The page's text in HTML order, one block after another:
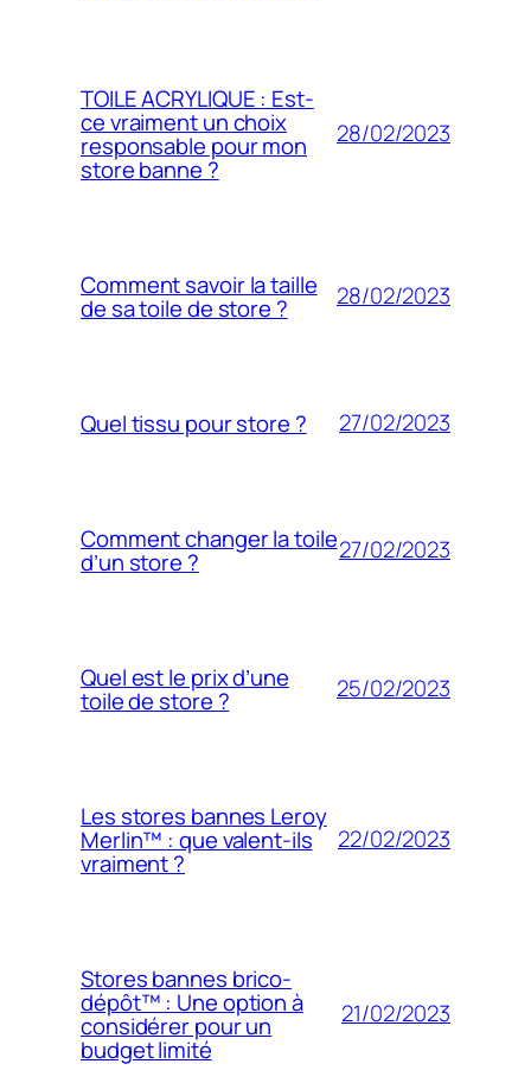
TOILE ACRYLIQUE : Est-
ce vraiment un choix
responsable pour mon
store banne ?
28/02/2023
Comment savoir la taille
de sa toile de store ? 28/02/2023
Quel tissu pour store ? 27/02/2023
Comment changer la toile
d’un store ? 27/02/2023
Quel est le prix d’une
toile de store ? 25/02/2023
Les stores bannes Leroy
Merlin™ : que valent-ils
vraiment ?
22/02/2023
Stores bannes brico-
dépôt™ : Une option à
considérer pour un
budget limité
21/02/2023